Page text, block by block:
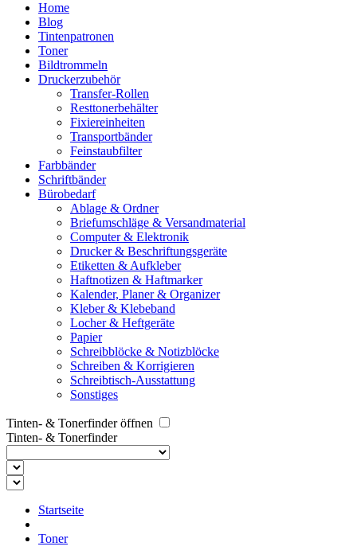
Home
Blog
Tintenpatronen
Toner
Bildtrommeln
Druckerzubehör
Transfer-Rollen
Resttonerbehälter
Fixiereinheiten
Transportbänder
Feinstaubfilter
Farbbänder
Schriftbänder
Bürobedarf
Ablage & Ordner
Briefumschläge & Versandmaterial
Computer & Elektronik
Drucker & Beschriftungsgeräte
Etiketten & Aufkleber
Haftnotizen & Haftmarker
Kalender, Planer & Organizer
Kleber & Klebeband
Locher & Heftgeräte
Papier
Schreibblöcke & Notizblöcke
Schreiben & Korrigieren
Schreibtisch-Ausstattung
Sonstiges
Tinten- & Tonerfinder öffnen
Tinten- & Tonerfinder
Startseite
Toner